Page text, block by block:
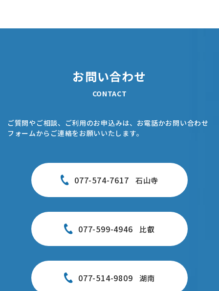
お問い合わせ
CONTACT
ご質問やご相談、ご利用のお申込みは、お電話かお問い合わせ
フォームからご連絡をお願いいたします。
077-574-7617 石山寺
077-599-4946 比叡
077-514-9809 湖南